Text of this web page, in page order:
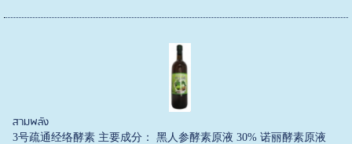
สามพลัง
3号疏通经络酵素 主要成分： 黑人参酵素原液 30% 诺丽酵素原液